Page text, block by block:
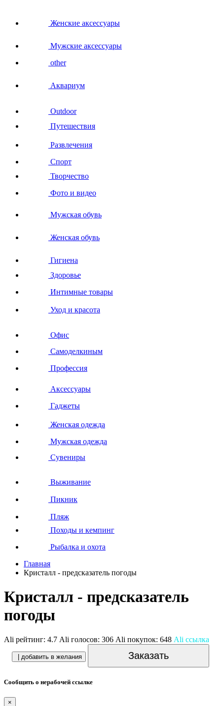
Женские аксессуары
Мужские аксессуары
other
Аквариум
Outdoor
Путешествия
Развлечения
Спорт
Творчество
Фото и видео
Мужская обувь
Женская обувь
Гигиена
Здоровье
Интимные товары
Уход и красота
Офис
Самоделкиным
Профессия
Аксессуары
Гаджеты
Женская одежда
Мужская одежда
Сувениры
Выживание
Пикник
Пляж
Походы и кемпинг
Рыбалка и охота
Главная
Кристалл - предсказатель погоды
Кристалл - предсказатель
погоды
Ali рейтинг: 4.7 Ali голосов: 306 Ali покупок: 648 Ali ссылка
| добавить в желания Заказать
Сообщить о нерабочей ссылке
×